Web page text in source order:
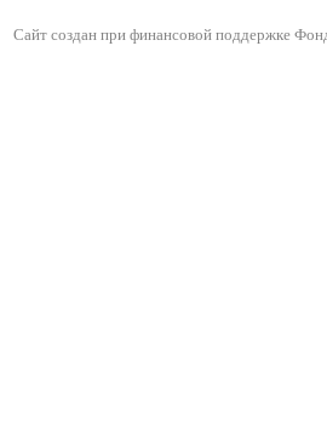
Сайт создан при финансовой поддержке